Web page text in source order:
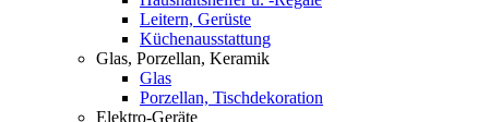
Leitern, Gerüste
Küchenausstattung
Glas, Porzellan, Keramik
Glas
Porzellan, Tischdekoration
Elektro-Geräte